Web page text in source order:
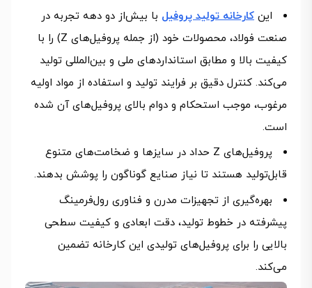
این کارخانه تولید پروفیل با بیش‌از دو دهه تجربه در
صنعت فولاد، محصولات خود (از جمله پروفیل‌های Z) را با
کیفیت بالا و مطابق استانداردهای ملی و بین‌المللی تولید
می‌کند. کنترل دقیق بر فرایند تولید و استفاده از مواد اولیه
مرغوب، موجب استحکام و دوام بالای پروفیل‌های آن شده
است.
پروفیل‌های Z حداد در سایزها و ضخامت‌های متنوع
قابل‌تولید هستند تا نیاز صنایع گوناگون را پوشش بدهند.
بهره‌گیری از تجهیزات مدرن و فناوری رول‌فرمینگ
پیشرفته در خطوط تولید، دقت ابعادی و کیفیت سطحی
بالایی را برای پروفیل‌های تولیدی این کارخانه تضمین
می‌کند.